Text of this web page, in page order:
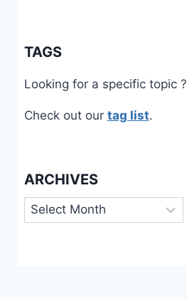
TAGS
Looking for a specific topic ?
Check out our tag list.
ARCHIVES
Archives